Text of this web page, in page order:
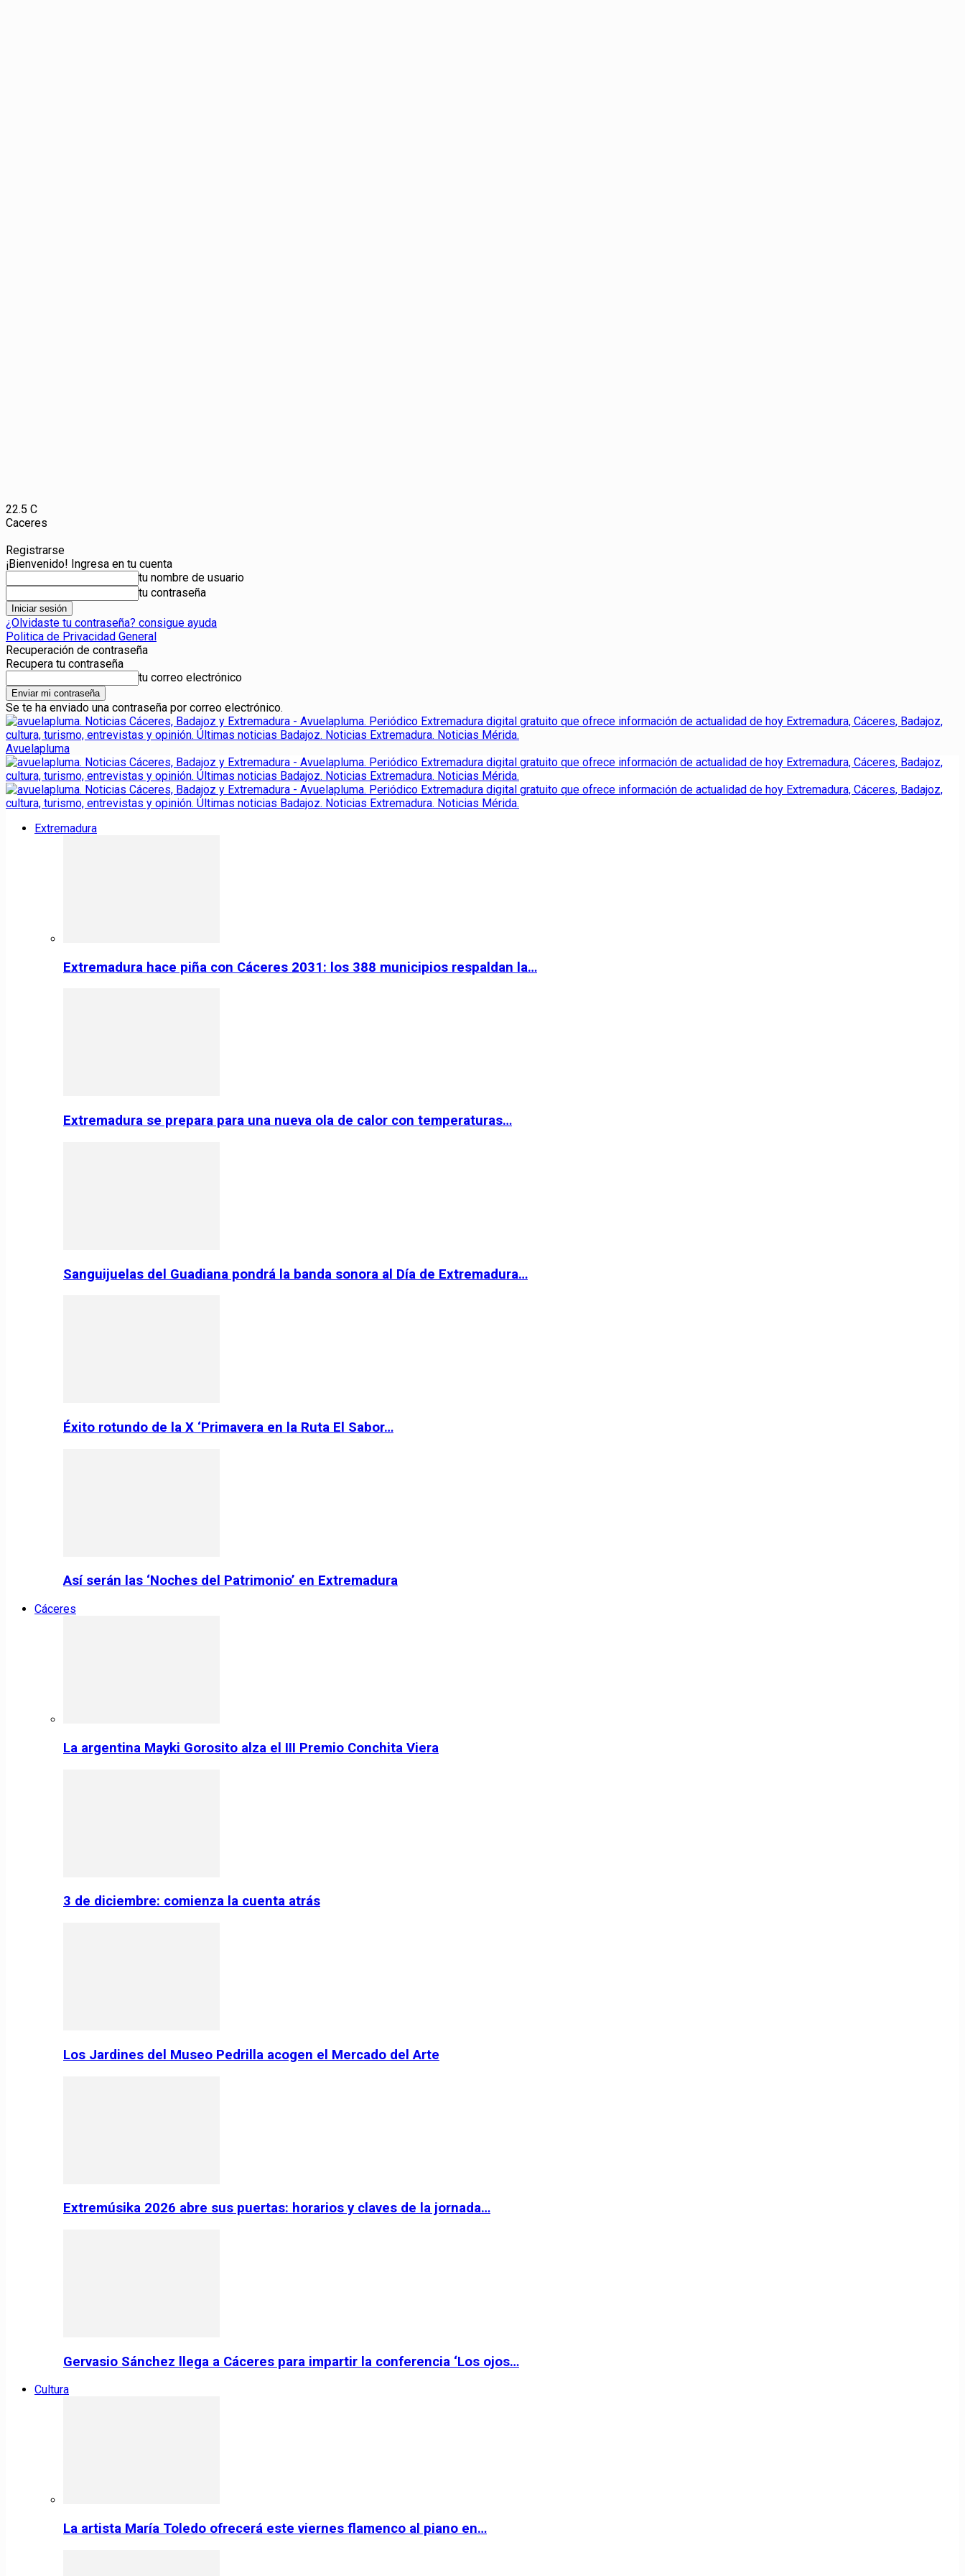
22.5 C
Caceres
Registrarse
¡Bienvenido! Ingresa en tu cuenta
tu nombre de usuario
tu contraseña
¿Olvidaste tu contraseña? consigue ayuda
Politica de Privacidad General
Recuperación de contraseña
Recupera tu contraseña
tu correo electrónico
Se te ha enviado una contraseña por correo electrónico.
Avuelapluma
Extremadura
Extremadura hace piña con Cáceres 2031: los 388 municipios respaldan la…
Extremadura se prepara para una nueva ola de calor con temperaturas…
Sanguijuelas del Guadiana pondrá la banda sonora al Día de Extremadura…
Éxito rotundo de la X ‘Primavera en la Ruta El Sabor…
Así serán las ‘Noches del Patrimonio’ en Extremadura
Cáceres
La argentina Mayki Gorosito alza el III Premio Conchita Viera
3 de diciembre: comienza la cuenta atrás
Los Jardines del Museo Pedrilla acogen el Mercado del Arte
Extremúsika 2026 abre sus puertas: horarios y claves de la jornada…
Gervasio Sánchez llega a Cáceres para impartir la conferencia ‘Los ojos…
Cultura
La artista María Toledo ofrecerá este viernes flamenco al piano en…